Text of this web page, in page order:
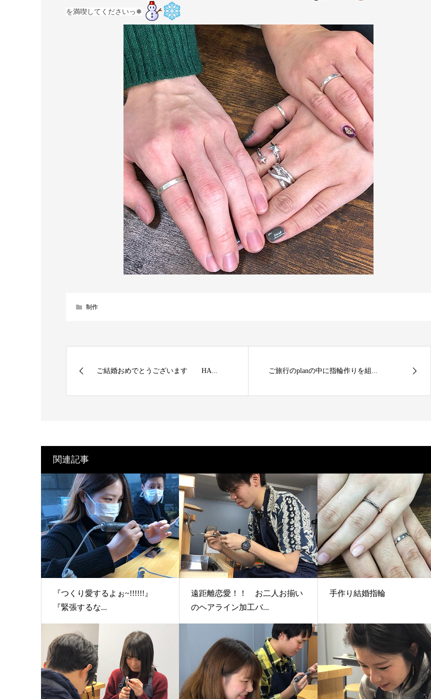
を満喫してくださいっ❅
制作
ご結婚おめでとうございます HA... ご旅行のplanの中に指輪作りを組...
関連記事
『つくり愛するよぉ~!!!!!!』
『緊張するな...
遠距離恋愛！！ お二人お揃い
のヘアライン加工バ...
手作り結婚指輪